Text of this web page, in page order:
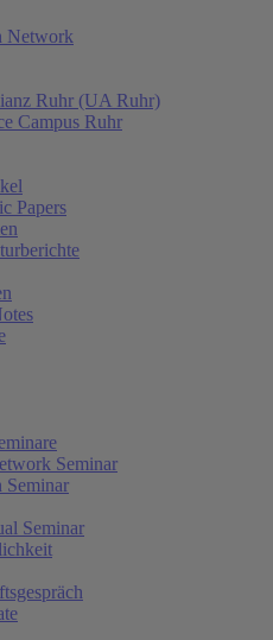
Network
Ruhr (UA Ruhr)
Campus Ruhr
Papers
Seminar
Seminar
Seminar